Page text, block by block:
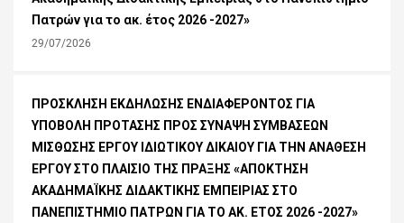
Πατρών για το ακ. έτος 2026 -2027»
29/07/2026
ΠΡΟΣΚΛΗΣΗ ΕΚΔΗΛΩΣΗΣ ΕΝΔΙΑΦΕΡΟΝΤΟΣ ΓΙΑ
ΥΠΟΒΟΛΗ ΠΡΟΤΑΣΗΣ ΠΡΟΣ ΣΥΝΑΨΗ ΣΥΜΒΑΣΕΩΝ
ΜΙΣΘΩΣΗΣ ΕΡΓΟΥ ΙΔΙΩΤΙΚΟΥ ΔΙΚΑΙΟΥ ΓΙΑ ΤΗΝ ΑΝΑΘΕΣΗ
ΕΡΓΟΥ ΣΤΟ ΠΛΑΙΣΙΟ ΤΗΣ ΠΡΑΞΗΣ «ΑΠΟΚΤΗΣΗ
ΑΚΑΔΗΜΑΪΚΗΣ ΔΙΔΑΚΤΙΚΗΣ ΕΜΠΕΙΡΙΑΣ ΣΤΟ
ΠΑΝΕΠΙΣΤΗΜΙΟ ΠΑΤΡΩΝ ΓΙΑ ΤΟ ΑΚ. ΕΤΟΣ 2026 -2027»